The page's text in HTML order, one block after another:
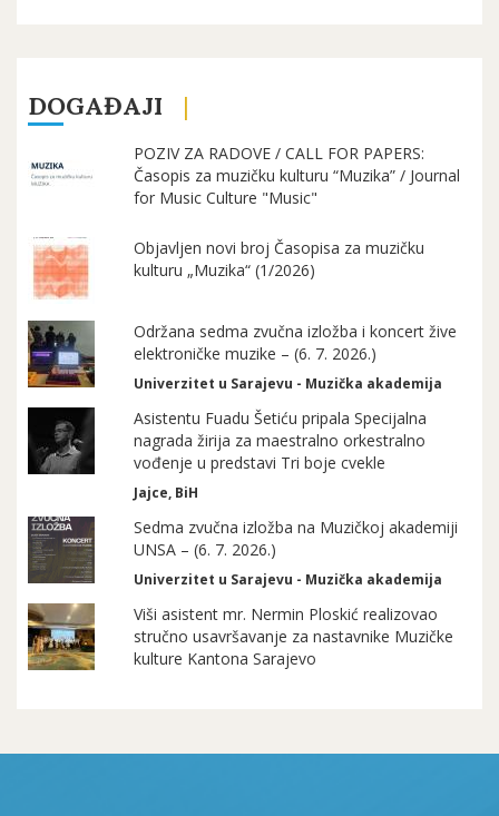
DOGAĐAJI
POZIV ZA RADOVE / CALL FOR PAPERS:
Časopis za muzičku kulturu “Muzika” / Journal
for Music Culture "Music"
Objavljen novi broj Časopisa za muzičku
kulturu „Muzika“ (1/2026)
Održana sedma zvučna izložba i koncert žive
elektroničke muzike – (6. 7. 2026.)
Univerzitet u Sarajevu - Muzička akademija
Asistentu Fuadu Šetiću pripala Specijalna
nagrada žirija za maestralno orkestralno
vođenje u predstavi Tri boje cvekle
Jajce, BiH
Sedma zvučna izložba na Muzičkoj akademiji
UNSA – (6. 7. 2026.)
Univerzitet u Sarajevu - Muzička akademija
Viši asistent mr. Nermin Ploskić realizovao
stručno usavršavanje za nastavnike Muzičke
kulture Kantona Sarajevo